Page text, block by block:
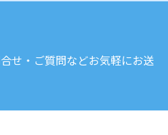
せ・ご質問などお気軽にお送